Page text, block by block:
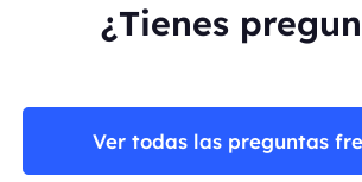
¿Tienes
Ver todas las preguntas